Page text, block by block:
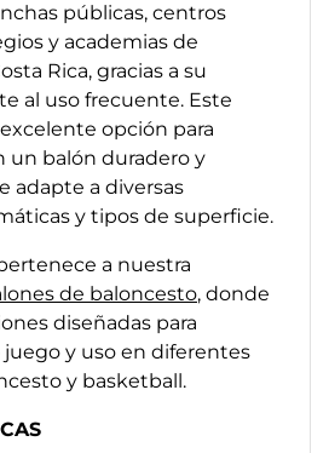
públicas, centros
y academias de
Rica, gracias a su
al uso frecuente. Este
opción para
un balón duradero y
adapte a diversas
y tipos de superficie.
a nuestra
de baloncesto, donde
diseñadas para
y uso en diferentes
y basketball.